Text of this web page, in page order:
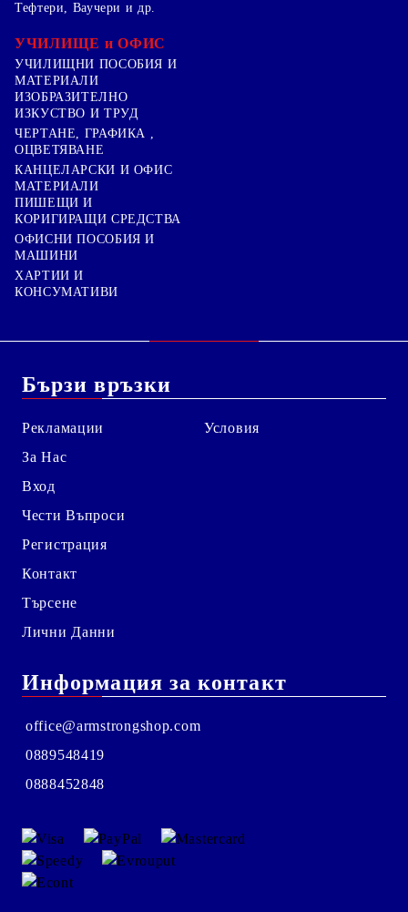
Тефтери, Ваучери и др.
УЧИЛИЩЕ и ОФИС
УЧИЛИЩНИ ПОСОБИЯ И
МАТЕРИАЛИ
ИЗОБРАЗИТЕЛНО
ИЗКУСТВО И ТРУД
ЧЕРТАНЕ, ГРАФИКА ,
ОЦВЕТЯВАНЕ
КАНЦЕЛАРСКИ И ОФИС
МАТЕРИАЛИ
ПИШЕЩИ И
КОРИГИРАЩИ СРЕДСТВА
ОФИСНИ ПОСОБИЯ И
МАШИНИ
ХАРТИИ И
КОНСУМАТИВИ
Бързи връзки
Рекламации
За Нас
Вход
Чести Въпроси
Регистрация
Контакт
Търсене
Лични Данни
Условия
Информация за контакт
office@armstrongshop.com
0889548419
0888452848